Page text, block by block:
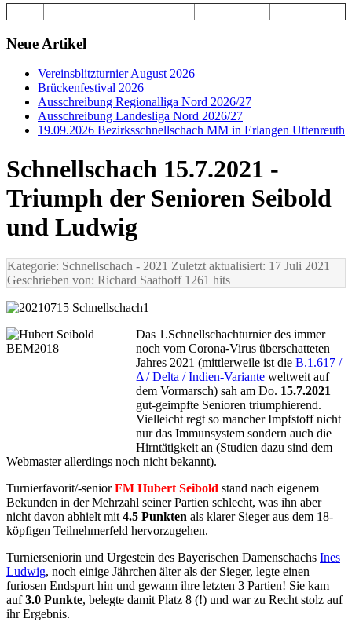
Neue Artikel
Vereinsblitzturnier August 2026
Brückenfestival 2026
Ausschreibung Regionalliga Nord 2026/27
Ausschreibung Landesliga Nord 2026/27
19.09.2026 Bezirksschnellschach MM in Erlangen Uttenreuth
Schnellschach 15.7.2021 -
Triumph der Senioren Seibold
und Ludwig
Kategorie: Schnellschach - 2021 Zuletzt aktualisiert: 17 Juli 2021
Geschrieben von: Richard Saathoff1261 hits
Das 1.Schnellschachturnier des immer
noch vom Corona-Virus überschatteten
Jahres 2021 (mittlerweile ist die B.1.617 /
Δ / Delta / Indien-Variante weltweit auf
dem Vormarsch) sah am Do. 15.7.2021
gut-geimpfte Senioren triumphierend.
Vielleicht regt so mancher Impfstoff nicht
nur das Immunsystem sondern auch die
Hirntätigkeit an (Studien dazu sind dem
Webmaster allerdings noch nicht bekannt).
Turnierfavorit/-seniorFM Hubert Seibold stand nach eigenem
Bekunden in der Mehrzahl seiner Partien schlecht, was ihn aber
nicht davon abhielt mit 4.5 Punkten als klarer Sieger aus dem 18-
köpfigen Teilnehmerfeld hervorzugehen.
Turnierseniorin und Urgestein des Bayerischen Damenschachs Ines
Ludwig, noch einige Jährchen älter als der Sieger, legte einen
furiosen Endspurt hin und gewann ihre letzten 3 Partien! Sie kam
auf3.0 Punkte, belegte damit Platz 8 (!) und war zu Recht stolz auf
ihr Ergebnis.